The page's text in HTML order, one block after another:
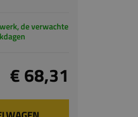
de verwachte
€ 68,31